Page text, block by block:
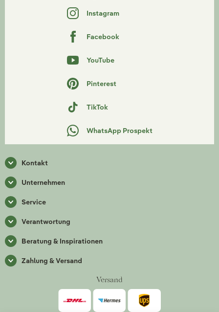
Instagram
Facebook
YouTube
Pinterest
TikTok
WhatsApp Prospekt
Kontakt
Unternehmen
Service
Verantwortung
Beratung & Inspirationen
Zahlung & Versand
Versand